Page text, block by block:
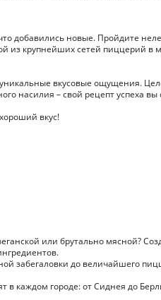
добавились новые. Пройдите
из крупнейших сетей пиццерий в
вкусовые ощущения.
насилия – свой рецепт успеха вы
вкус!
или брутально мясной?
забегаловки до величайшего
в каждом городе: от Сиднея до